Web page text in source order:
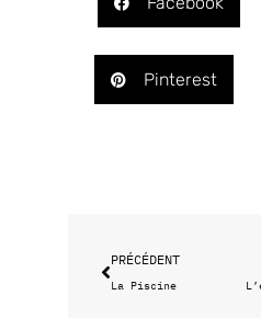
Pinterest
PRÉCÉDENT
La Piscine